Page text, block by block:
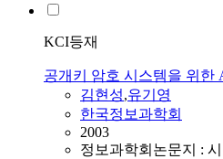
KCI등재
공개키 암호 시스템을 위한
김현성,유기영
한국정보과학회
2003
정보과학회논문지 :